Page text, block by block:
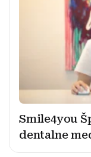
Smile4you
dentalne